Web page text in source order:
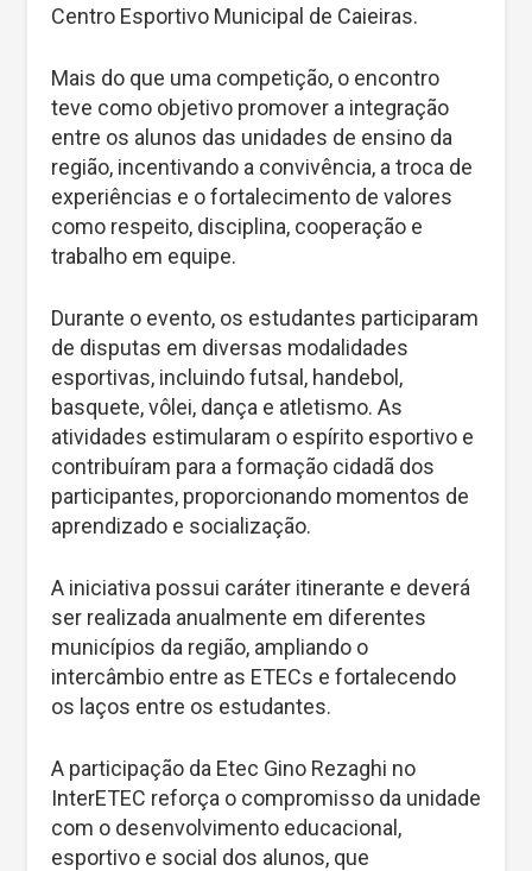
Centro Esportivo Municipal de Caieiras.
Mais do que uma competição, o encontro
teve como objetivo promover a integração
entre os alunos das unidades de ensino da
região, incentivando a convivência, a troca de
experiências e o fortalecimento de valores
como respeito, disciplina, cooperação e
trabalho em equipe.
Durante o evento, os estudantes participaram
de disputas em diversas modalidades
esportivas, incluindo futsal, handebol,
basquete, vôlei, dança e atletismo. As
atividades estimularam o espírito esportivo e
contribuíram para a formação cidadã dos
participantes, proporcionando momentos de
aprendizado e socialização.
A iniciativa possui caráter itinerante e deverá
ser realizada anualmente em diferentes
municípios da região, ampliando o
intercâmbio entre as ETECs e fortalecendo
os laços entre os estudantes.
A participação da Etec Gino Rezaghi no
InterETEC reforça o compromisso da unidade
com o desenvolvimento educacional,
esportivo e social dos alunos, que